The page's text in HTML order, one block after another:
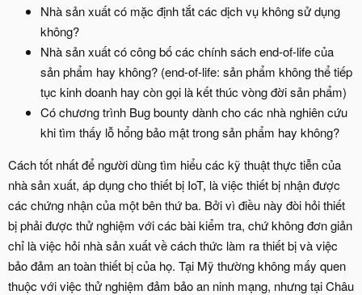
Nhà sản xuất có mặc định tắt các dịch vụ không sử dụng
không?
Nhà sản xuất có công bố các chính sách end-of-life của
sản phẩm hay không? (end-of-life: sản phẩm không thể tiếp
tục kinh doanh hay còn gọi là kết thúc vòng đời sản phẩm)
Có chương trình Bug bounty dành cho các nhà nghiên cứu
khi tìm thấy lỗ hổng bảo mật trong sản phẩm hay không?
Cách tốt nhất để người dùng tìm hiểu các kỹ thuật thực tiễn của
nhà sản xuất, áp dụng cho thiết bị IoT, là việc thiết bị nhận được
các chứng nhận của một bên thứ ba. Bởi vì điều này đòi hỏi thiết
bị phải được thử nghiệm với các bài kiểm tra, chứ không đơn giản
chỉ là việc hỏi nhà sản xuất về cách thức làm ra thiết bị và việc
bảo đảm an toàn thiết bị của họ. Tại Mỹ thường không mấy quen
thuộc với việc thử nghiệm đảm bảo an ninh mạng, nhưng tại Châu